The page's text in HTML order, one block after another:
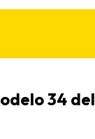
34